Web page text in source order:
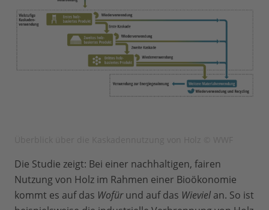
Die Studie zeigt: Bei einer nachhaltigen, fairen
Nutzung von Holz im Rahmen einer Bioökonomie
kommt es auf das Wofürund auf das Wieviel an. So ist